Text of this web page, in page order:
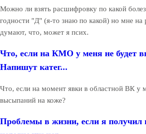
Можно ли взять расшифровку по какой
годности "Д" (я-то знаю по какой) но мне на
думают, что, может я псих.
Что, если на КМО у меня не будет
Напишут катег...
Что, если на момент явки в областной ВК у
высыпаний на коже?
Проблемы в жизни, если я получил